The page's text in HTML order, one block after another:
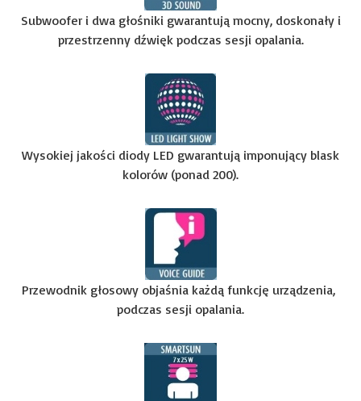
Subwoofer i dwa głośniki gwarantują mocny, doskonały i
przestrzenny dźwięk podczas sesji opalania.
Wysokiej jakości diody LED gwarantują imponujący blask
kolorów (ponad 200).
Przewodnik głosowy objaśnia każdą funkcję urządzenia,
podczas sesji opalania.